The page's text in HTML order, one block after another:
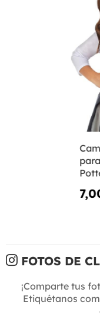
FOTOS DE
¡Comparte tus
Etiquétanos